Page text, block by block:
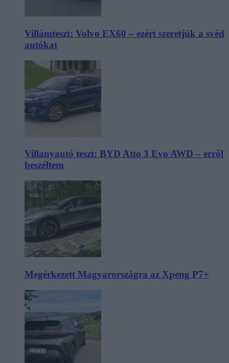
Villámteszt: Volvo EX60 – ezért szeretjük a svéd
autókat
Villanyautó teszt: BYD Atto 3 Evo AWD – erről
beszéltem
Megérkezett Magyarországra az Xpeng P7+